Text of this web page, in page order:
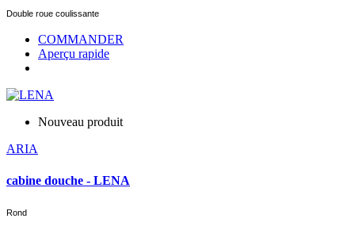
Double roue coulissante
COMMANDER
Aperçu rapide
Nouveau produit
ARIA
cabine douche - LENA
Rond